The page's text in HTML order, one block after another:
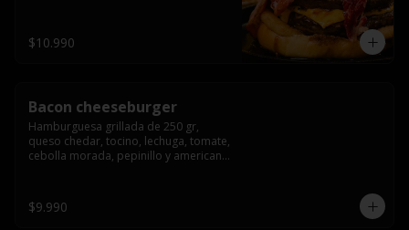
gold glitter
$10.990
Bacon cheeseburger
Hamburguesa grillada de 250 gr,
queso chedar, tocino, lechuga, tomate,
cebolla morada, pepinillo y american
$9.990